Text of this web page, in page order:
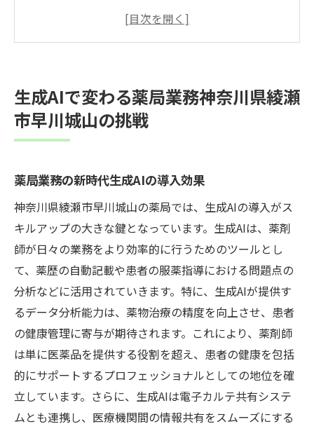
音声認識技術で薬歴管理の効率化
生成AIがもたらす薬剤師の業務変革
AI技術が薬局の未来をどう変えるか
プを加速
AIで深まる患者理解と指導の質の向上
薬歴自動化が薬剤師の業務に与える影響
生成AIで向上する業務効率と患者ケア
薬剤師のスキルアップに必要なAI知識
自動化による作業の精度と迅速化の実現
生成AIと電子カルテ連携の未来薬剤師必須スキ
ルとは
電子カルテとの連携で広がる可能性
AIによるデータ分析と臨床判断の向上
生成AIで変わる薬局業務神奈川県綾瀬
市早川城山の挑戦
薬局業務の新時代生成AIの導入効果
神奈川県綾瀬市早川城山の薬局では、生成AIの導入がス
キルアップの大きな鍵となっています。生成AIは、薬剤
師が日々の業務をより効率的に行うためのツールとし
て、薬歴の自動記載や患者の服薬指導における問題点の
分析などに活用されていきます。特に、生成AIが提供す
るデータ分析能力は、薬物治療の精度を向上させ、患者
の健康管理に寄与が期待されます。これにより、薬剤師
は単に医薬品を提供する役割を超え、患者の健康を包括
的にサポートするプロフェッショナルとしての地位を確
立しています。さらに、生成AIは電子カルテ共有システ
ムとも連携し、医療機関間の情報共有をスムーズにする